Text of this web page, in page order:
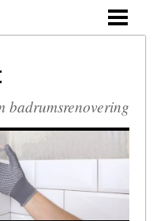
badrumsrenovering